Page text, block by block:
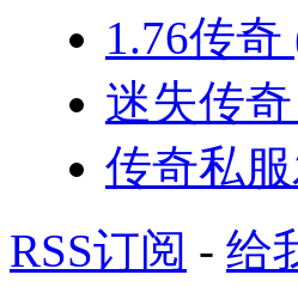
1.76传奇
迷失传奇
传奇私
RSS订阅 - 给